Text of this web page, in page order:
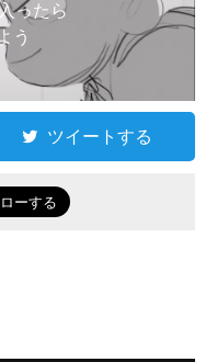
ったら
う
ツイートする